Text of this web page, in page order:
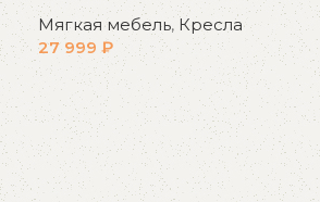
Мягкая мебель, Кресла
27 999₽
В корзину